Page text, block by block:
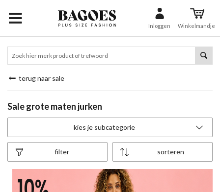
Inloggen Winkelmandje
terug naar sale
Sale grote maten jurken
kies je subcategorie
sorteren
filter